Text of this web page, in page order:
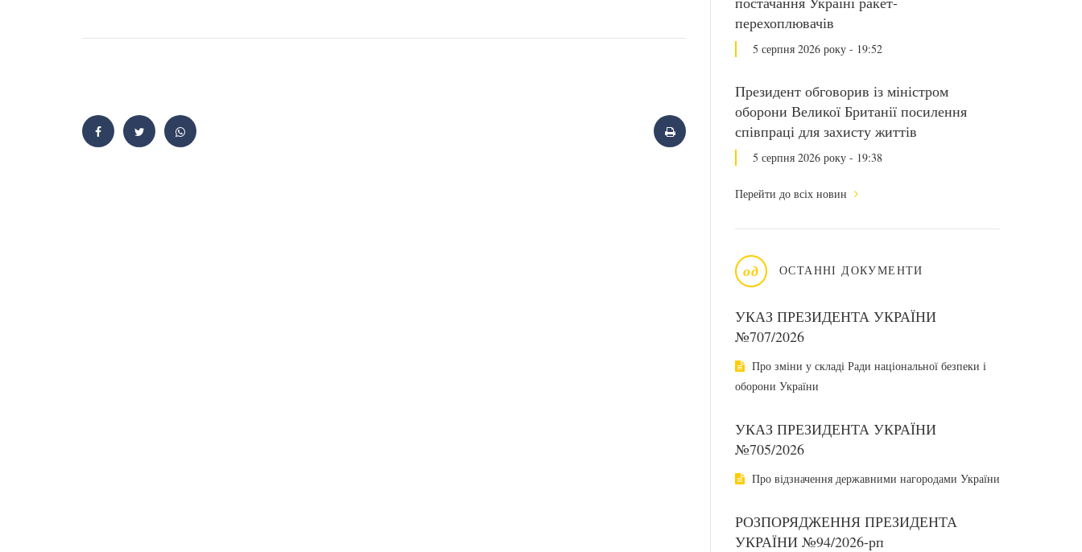
перехоплювачів
5 серпня 2026 року - 19:52
Президент обговорив із міністром
оборони Великої Британії посилення
співпраці для захисту життів
5 серпня 2026 року - 19:38
Перейти до всіх новин
од ОСТАННІ ДОКУМЕНТИ
УКАЗ ПРЕЗИДЕНТА УКРАЇНИ
№707/2026
Про зміни у складі Ради національної безпеки і
оборони України
УКАЗ ПРЕЗИДЕНТА УКРАЇНИ
№705/2026
Про відзначення державними нагородами України
РОЗПОРЯДЖЕННЯ ПРЕЗИДЕНТА
УКРАЇНИ №94/2026-рп